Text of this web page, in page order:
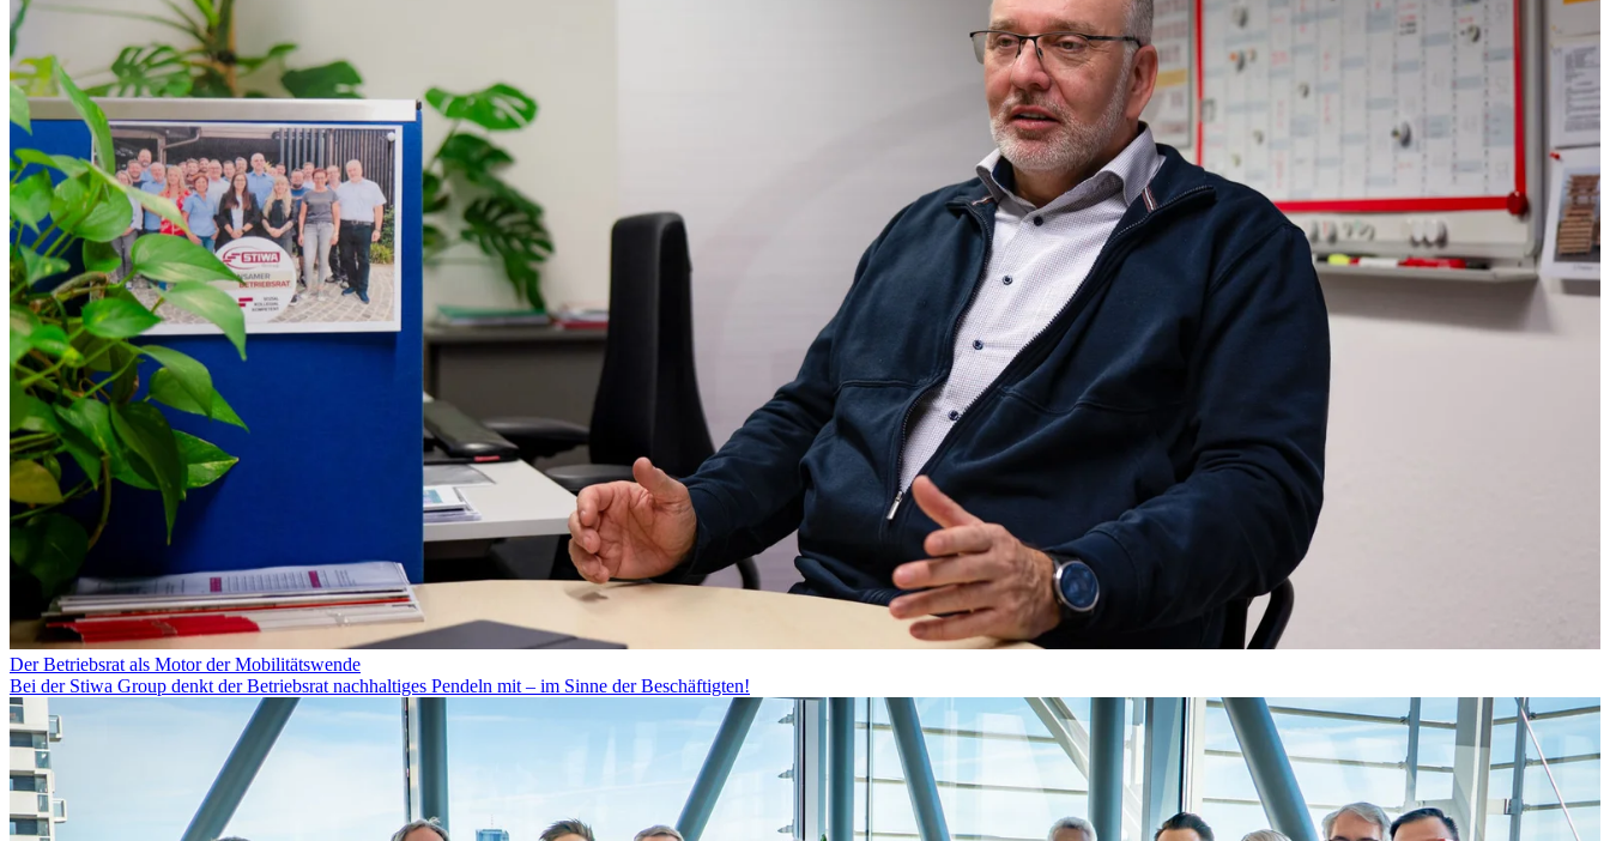
Der Betriebsrat als Motor der Mobilitätswende
Bei der Stiwa Group denkt der Betriebsrat nachhaltiges Pendeln mit – im Sinne der Beschäftigten!